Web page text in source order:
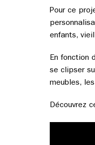
Pour ce
enfants,
En fonction
se clipser
meubles,
Découvrez